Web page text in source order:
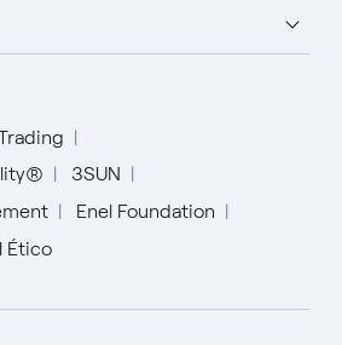
3SUN
Enel Foundation
Ético